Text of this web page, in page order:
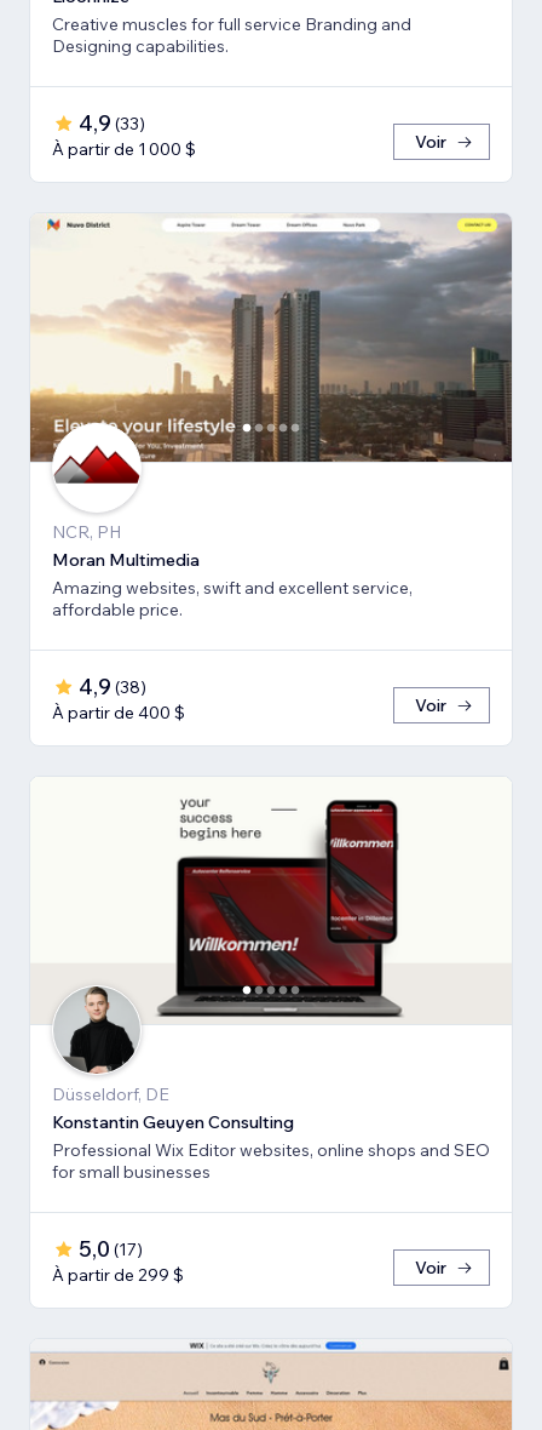
Creative muscles for full service Branding and
Designing capabilities.
4,9 (33)
À partir de 1 000 $
Voir
NCR, PH
Moran Multimedia
Amazing websites, swift and excellent service,
affordable price.
4,9 (38)
À partir de 400 $
Voir
Düsseldorf, DE
Konstantin Geuyen Consulting
Professional Wix Editor websites, online shops and SEO
for small businesses
5,0 (17)
À partir de 299 $
Voir